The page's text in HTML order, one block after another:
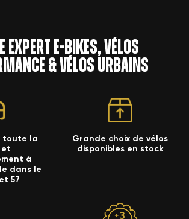
expert e-bikes, vélos
& vélos urbains
toute la
et
à
dans le
57
Grande choix de vélos
disponibles en stock